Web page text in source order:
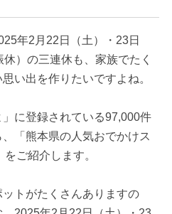
年2月22日（土）・23日
休）の三連休も、家族でたく
い出を作りたいですよね。
に登録されている97,000件
「熊本県の人気おでかけス
ご紹介します。
トがたくさんありますの